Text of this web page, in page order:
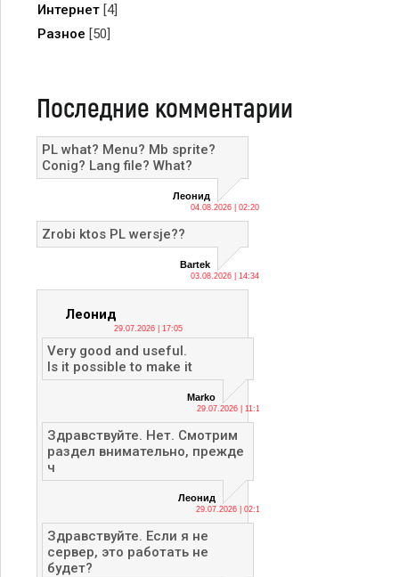
Интернет [4]
Разное [50]
Последние комментарии
PL what? Menu? Mb sprite?
Conig? Lang file? What?
Леонид
04.08.2026 | 02:20
Zrobi ktos PL wersje??
Bartek
03.08.2026 | 14:34
Леонид
29.07.2026 | 17:05
Very good and useful.
Is it possible to make it
Marko
29.07.2026 | 11:13
Здравствуйте. Нет. Смотрим
раздел внимательно, прежде
ч
Леонид
29.07.2026 | 02:12
Здравствуйте. Если я не
сервер, это работать не
будет?